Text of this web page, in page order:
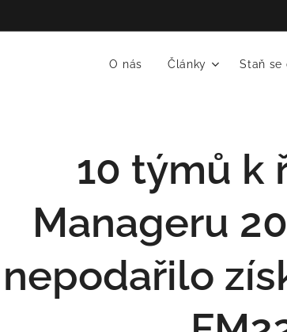
O nás Články Staň se
10 týmů k
Manageru
nepodařilo